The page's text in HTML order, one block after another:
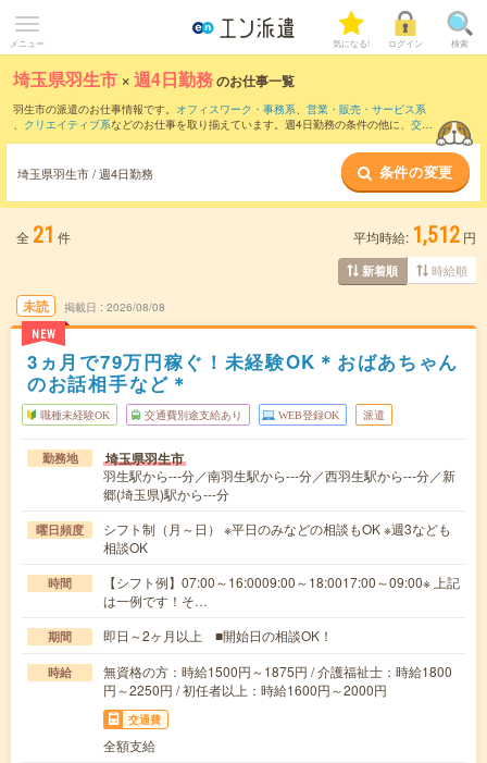
メニュー 気になる! ログイン 検索
埼玉県羽生市 ×週4日勤務のお仕事一覧
羽生市の派遣のお仕事情報です。 オフィスワーク・事務系、 営業・販売・サービス系
、 クリエイティブ系などのお仕事を取り揃えています。週4日勤務の条件の他に、 交通
埼玉県羽生市 / 週4日勤務 条件の変更
全 21 件 平均時給: 1,512 円
新着順 時給順
未読
NEW
掲載日 2026/08/08
3ヵ月で79万円稼ぐ！未経験OK＊おばあちゃん
のお話相手など＊
職種未経験OK 交通費別途支給あり WEB登録OK 派遣
勤務地 埼玉県羽生市
羽生駅から---分／南羽生駅から---分／西羽生駅から---分／新
郷(埼玉県)駅から---分
曜日頻度
シフト制（月～日） ※平日のみなどの相談もOK ※週3なども
相談OK
時間
【シフト例】07:00～16:0009:00～18:0017:00～09:00※ 上記
は一例です！そ…
期間 即日～2ヶ月以上 ■開始日の相談OK！
時給
無資格の方：時給1500円～1875円 / 介護福祉士：時給1800
円～2250円 / 初任者以上：時給1600円～2000円
交通費
全額支給